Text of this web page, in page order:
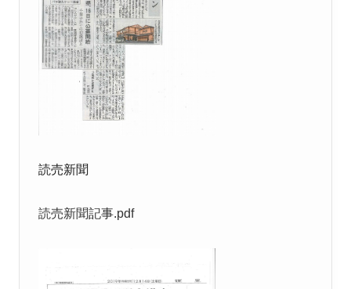
読売新聞
読売新聞記事.pdf